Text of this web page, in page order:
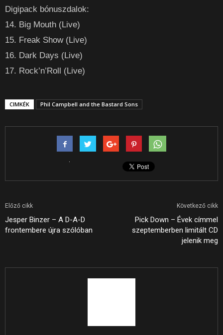
Digipack bónuszdalok:
14. Big Mouth (Live)
15. Freak Show (Live)
16. Dark Days (Live)
17. Rock’n’Roll (Live)
CIMKÉK Phil Campbell and the Bastard Sons
Előző cikk
Jesper Binzer – A D-A-D
frontembere újra szólóban
Következő cikk
Pick Down – Évek címmel
szeptemberben limitált CD
jelenik meg